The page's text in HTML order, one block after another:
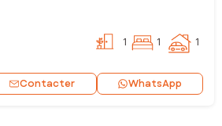
1 1 1
Contacter WhatsApp